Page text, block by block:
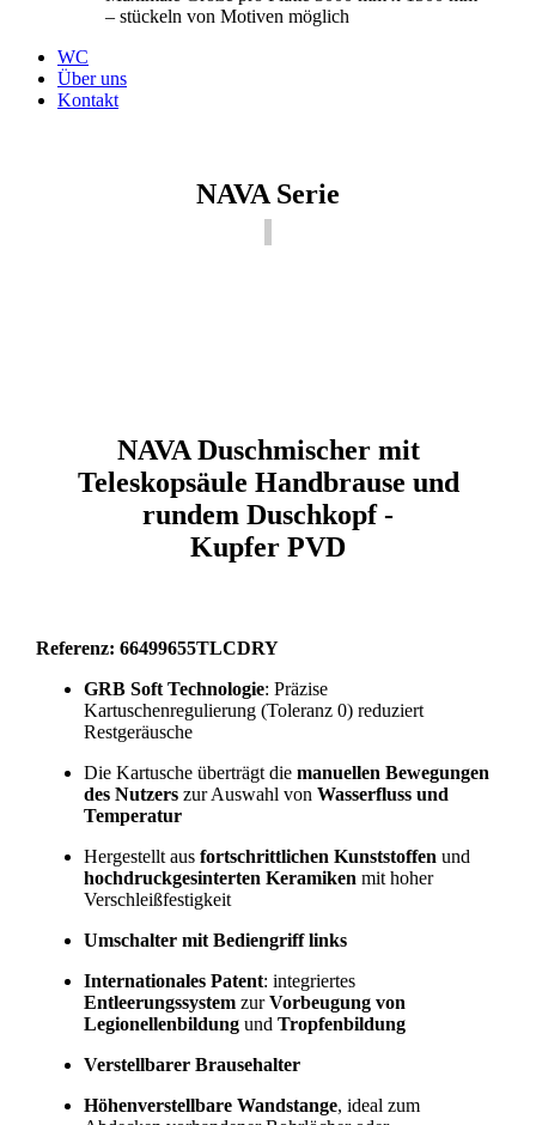
– stückeln von Motiven möglich
WC
Über uns
Kontakt
NAVA Serie
NAVA Duschmischer mit
Teleskopsäule Handbrause und
rundem Duschkopf -
Kupfer PVD
Referenz: 66499655TLCDRY
GRB Soft Technologie: Präzise
Kartuschenregulierung (Toleranz 0) reduziert
Restgeräusche
Die Kartusche überträgt die manuellen Bewegungen
des Nutzerszur Auswahl von Wasserfluss und
Temperatur
Hergestellt aus fortschrittlichen Kunststoffen und
hochdruckgesinterten Keramiken mit hoher
Verschleißfestigkeit
Umschalter mit Bediengriff links
Internationales Patent: integriertes
EntleerungssystemzurVorbeugung von
Legionellenbildungund Tropfenbildung
Verstellbarer Brausehalter
Höhenverstellbare Wandstange, ideal zum